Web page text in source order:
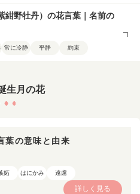
紺野牡丹）の花言葉｜名前の
常に冷静 平静 約束
生月の花
葉の意味と由来
妬 はにかみ 遠慮
詳しく見る